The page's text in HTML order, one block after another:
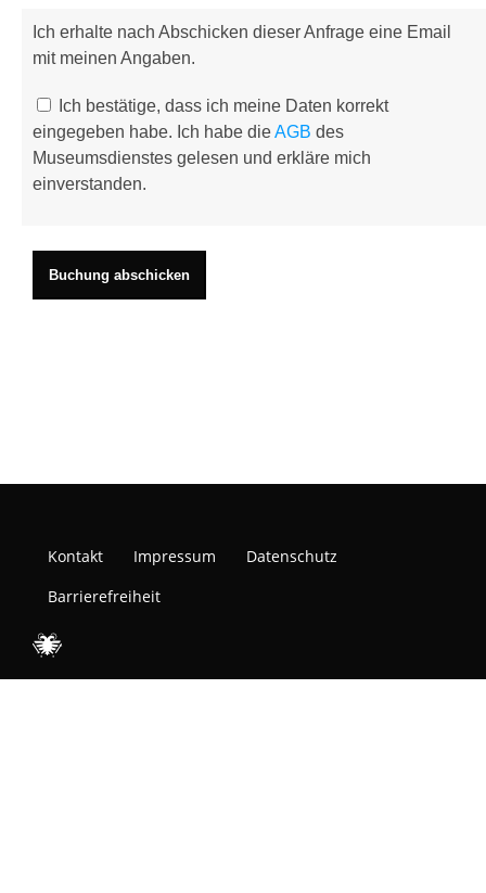
Ich erhalte nach Abschicken dieser Anfrage eine Email
mit meinen Angaben.
Ich bestätige, dass ich meine Daten korrekt
eingegeben habe. Ich habe dieAGB des
Museumsdienstes gelesen und erkläre mich
einverstanden.
Kontakt Impressum
Datenschutz
Barrierefreiheit